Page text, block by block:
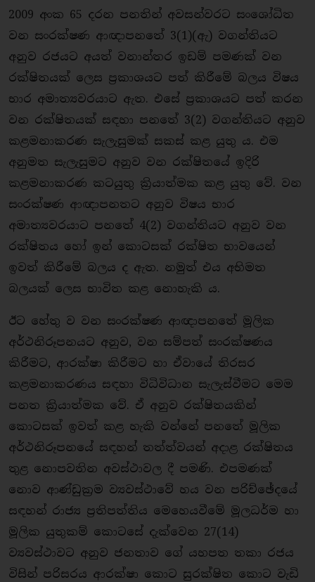
2009 අංක 65 දරන පනතින් අවසන්වරට සංශෝධිත
වන සංරක්ෂණ ආඥාපනතේ 3(1)(ඇ) වගන්තියට
අනුව රජයට අයත් වනාන්තර ඉඩම් පමණක් වන
රක්ෂිතයක් ලෙස ප්‍රකාශයට පත් කිරීමේ බලය විෂය
භාර අමාත්‍යවරයාට ඇත. එසේ ප්‍රකාශයට පත් කරන
වන රක්ෂිතයක් සඳහා පනතේ 3(2) වගන්තියට අනුව
කළමනාකරණ සැලැසුමක් සකස් කළ යුතු ය. එම
අනුමත සැලැසුමට අනුව වන රක්ෂිතයේ ඉදිරි
කළමනාකරණ කටයුතු ක්‍රියාත්මක කළ යුතු වේ. වන
සංරක්ෂණ ආඥාපනතට අනුව විෂය භාර
අමාත්‍යවරයාට පනතේ 4(2) වගන්තියට අනුව වන
රක්ෂිතය හෝ ඉන් කොටසක් රක්ෂිත භාවයෙන්
ඉවත් කිරීමේ බලය ද ඇත. නමුත් එය අභිමත
බලයක් ලෙස භාවිත කළ නොහැකි ය.
ඊට හේතු ව වන සංරක්ෂණ ආඥාපනතේ මූලික
අර්ථනිරූපනයට අනුව, වන සම්පත් සංරක්ෂණය
කිරීමට, ආරක්ෂා කිරීමට හා ඒවායේ තිරසර
කළමනාකරණය සඳහා විධිවිධාන සැලැස්වීමට මෙම
පනත ක්‍රියාත්මක වේ. ඒ අනුව රක්ෂිතයකින්
කොටසක් ඉවත් කළ හැකි වන්නේ පනතේ මූලික
අර්ථනිරූපනයේ සඳහන් තත්ත්වයන් අදාළ රක්ෂිතය
තුළ නොපවතින අවස්ථාවල දී පමණි. එපමණක්
නොව ආණ්ඩුක්‍රම ව්‍යවස්ථාවේ හය වන පරිච්ඡේදයේ
සඳහන් රාජ්‍ය ප්‍රතිපත්තිය මෙහෙයවීමේ මූලධර්ම හා
මූලික යුතුකම් කොටසේ දැක්වෙන 27(14)
ව්‍යවස්ථාවට අනුව ජනතාව ගේ යහපත තකා රජය
විසින් පරිසරය ආරක්ෂා කොට සුරක්ෂිත කොට වැඩි